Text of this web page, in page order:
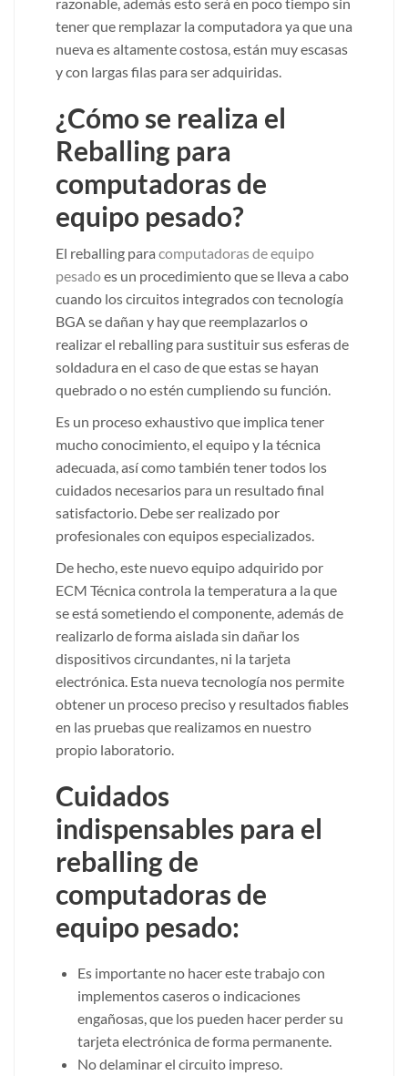
tener que remplazar la computadora ya que una
nueva es altamente costosa, están muy escasas
y con largas filas para ser adquiridas.
¿Cómo se realiza el
Reballing para
computadoras de
equipo pesado?
El reballing para computadoras de equipo
pesadoes un procedimiento que se lleva a cabo
cuando los circuitos integrados con tecnología
BGA se dañan y hay que reemplazarlos o
realizar el reballing para sustituir sus esferas de
soldadura en el caso de que estas se hayan
quebrado o no estén cumpliendo su función.
Es un proceso exhaustivo que implica tener
mucho conocimiento, el equipo y la técnica
adecuada, así como también tener todos los
cuidados necesarios para un resultado final
satisfactorio. Debe ser realizado por
profesionales con equipos especializados.
De hecho, este nuevo equipo adquirido por
ECM Técnica controla la temperatura a la que
se está sometiendo el componente, además de
realizarlo de forma aislada sin dañar los
dispositivos circundantes, ni la tarjeta
electrónica. Esta nueva tecnología nos permite
obtener un proceso preciso y resultados fiables
en las pruebas que realizamos en nuestro
propio laboratorio.
Cuidados
indispensables para el
reballing de
computadoras de
equipo pesado:
Es importante no hacer este trabajo con
implementos caseros o indicaciones
engañosas, que los pueden hacer perder su
tarjeta electrónica de forma permanente.
No delaminar el circuito impreso.